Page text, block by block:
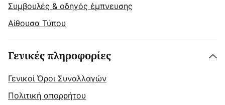
Συμβουλές & οδηγός έμπνευσης
Αίθουσα Τύπου
Γενικές πληροφορίες
Γενικοί Όροι Συναλλαγών
Πολιτική απορρήτου